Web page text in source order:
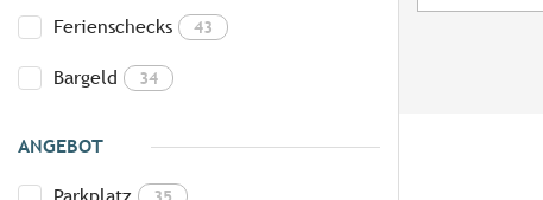
Ferienschecks 43
Bargeld 34
ANGEBOT